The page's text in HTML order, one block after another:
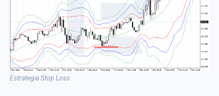
Estrategia Stop Loss